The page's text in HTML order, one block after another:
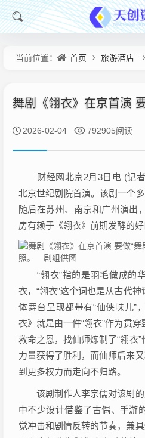
当前位置： 首页 旅游酒店
舞剧《翎衣》在京首演
2026-02-04 792905阅读
财经网北京2月3日电 (记者
北京世纪剧院首演。该剧一个
随后在苏州、南京和广州演出
房有赖于《翎衣》前期发酵的好
照。 剧组供图
“翎衣”指的是羽毛做成的
衣，“翎衣”这个词也是从古代
体舞台呈现都带有“仙侠味儿”
衣》就是由一件“翎衣”作为贯
救命之恩，找仙师炼制了“翎衣
力量获得了胜利，而仙师后来
到更多权力而走向不归路。
该剧制作人李宗儒对该剧的
中不少设计借鉴了古偶、手游
觉冲击和剧情反转的节奏，兼